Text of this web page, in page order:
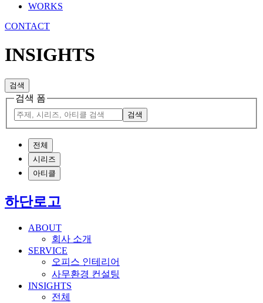
WORKS
CONTACT
INSIGHTS
검색
검색 폼
검색
전체
시리즈
아티클
하단로고
ABOUT
회사 소개
SERVICE
오피스 인테리어
사무환경 컨설팅
INSIGHTS
전체